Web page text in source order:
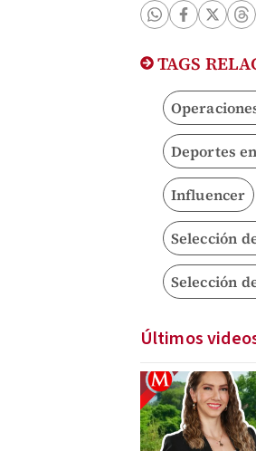
TAGS
Deportes
Influencer
Selección
Selección
Últimos